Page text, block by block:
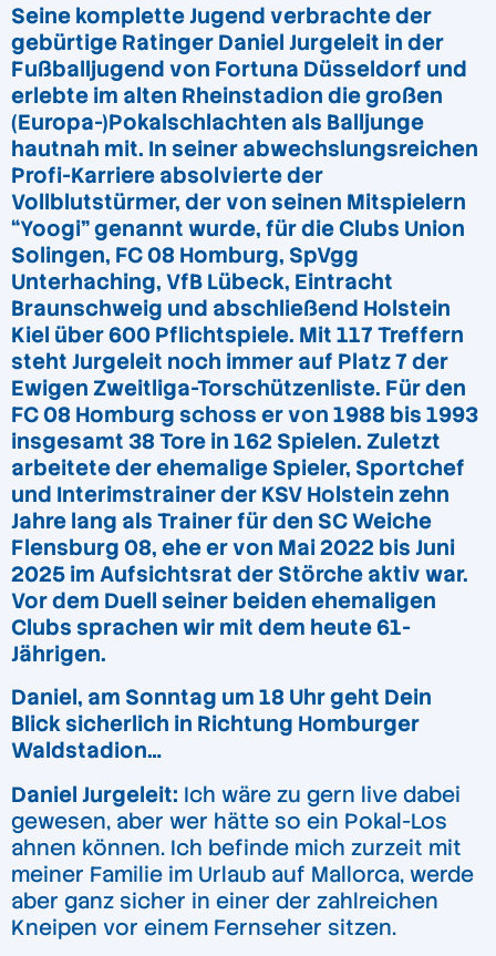
Seine komplette Jugend verbrachte der
gebürtige Ratinger Daniel Jurgeleit in der
Fußballjugend von Fortuna Düsseldorf und
erlebte im alten Rheinstadion die großen
(Europa-)Pokalschlachten als Balljunge
hautnah mit. In seiner abwechslungsreichen
Profi-Karriere absolvierte der
Vollblutstürmer, der von seinen Mitspielern
“Yoogi” genannt wurde, für die Clubs Union
Solingen, FC 08 Homburg, SpVgg
Unterhaching, VfB Lübeck, Eintracht
Braunschweig und abschließend Holstein
Kiel über 600 Pflichtspiele. Mit 117 Treffern
steht Jurgeleit noch immer auf Platz 7 der
Ewigen Zweitliga-Torschützenliste. Für den
FC 08 Homburg schoss er von 1988 bis 1993
insgesamt 38 Tore in 162 Spielen. Zuletzt
arbeitete der ehemalige Spieler, Sportchef
und Interimstrainer der KSV Holstein zehn
Jahre lang als Trainer für den SC Weiche
Flensburg 08, ehe er von Mai 2022 bis Juni
2025 im Aufsichtsrat der Störche aktiv war.
Vor dem Duell seiner beiden ehemaligen
Clubs sprachen wir mit dem heute 61-
Jährigen.
Daniel, am Sonntag um 18 Uhr geht Dein
Blick sicherlich in Richtung Homburger
Waldstadion…
Daniel Jurgeleit: Ich wäre zu gern live dabei
gewesen, aber wer hätte so ein Pokal-Los
ahnen können. Ich befinde mich zurzeit mit
meiner Familie im Urlaub auf Mallorca, werde
aber ganz sicher in einer der zahlreichen
Kneipen vor einem Fernseher sitzen.